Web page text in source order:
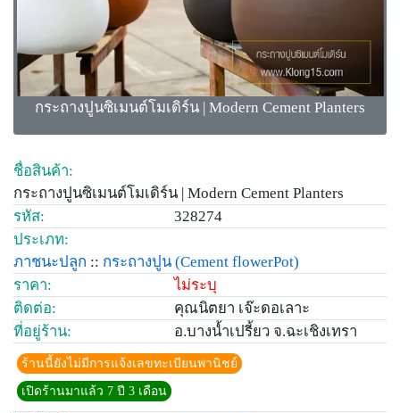
กระถางปูนซิเมนต์โมเดิร์น | Modern Cement Planters
ชื่อสินค้า:
กระถางปูนซิเมนต์โมเดิร์น | Modern Cement Planters
รหัส:
328274
ประเภท:
ภาชนะปลูก :: กระถางปูน (Cement flowerPot)
ราคา:
ไม่ระบุ
ติดต่อ:
คุณนิตยา เจ๊ะดอเลาะ
ที่อยู่ร้าน:
อ.บางน้ำเปรี้ยว จ.ฉะเชิงเทรา
ร้านนี้ยังไม่มีการแจ้งเลขทะเบียนพานิชย์
เปิดร้านมาแล้ว 7 ปี 3 เดือน